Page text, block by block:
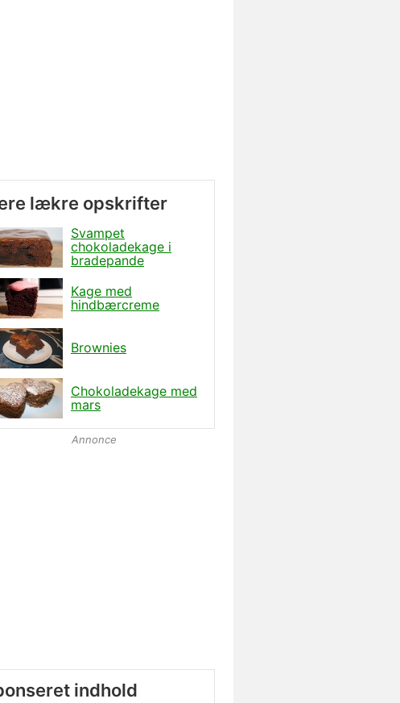
lækre opskrifter
Svampet
chokoladekage i
bradepande
Kage med
hindbærcreme
Brownies
Chokoladekage med
mars
Annonce